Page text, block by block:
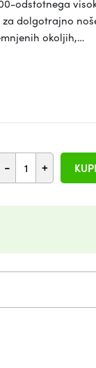
odstotnega
dolgotrajno
okoljih,…
- + KUPI